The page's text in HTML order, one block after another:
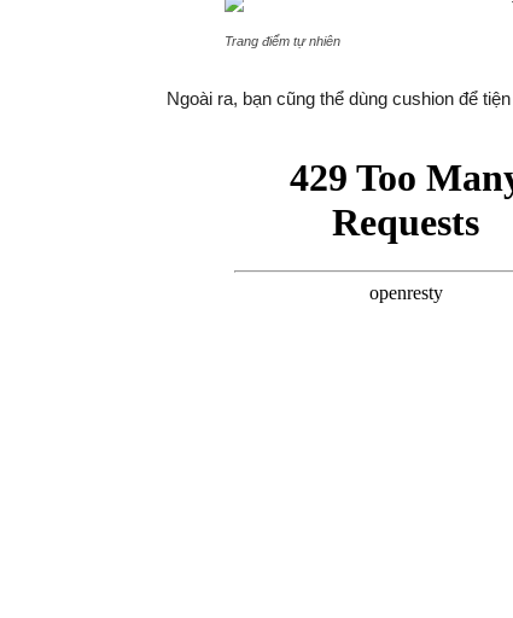
Trang điểm tự nhiên
Ngoài ra, bạn cũng thể dùng cushion để